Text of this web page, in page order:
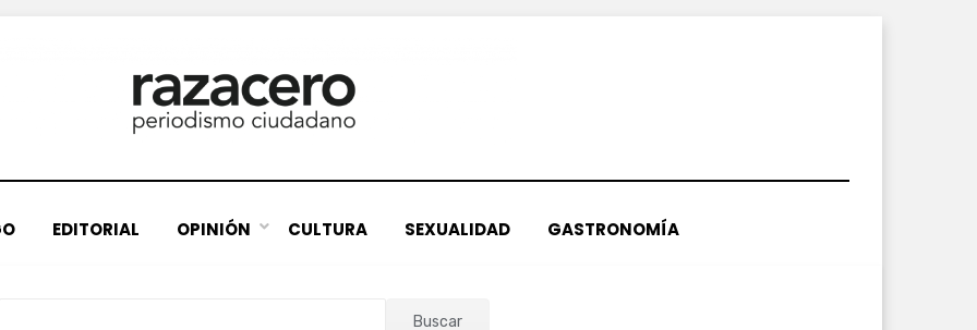
EDITORIAL OPINIÓN CULTURA SEXUALIDAD GASTRONOMÍA
Buscar